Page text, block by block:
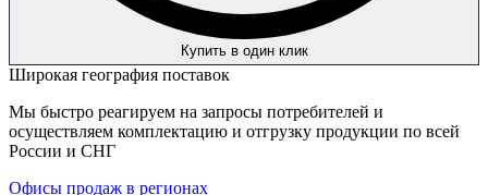
Купить в один клик
Широкая география поставок
Мы быстро реагируем на запросы потребителей и
осуществляем комплектацию и отгрузку продукции по всей
России и СНГ
Офисы продаж в регионах